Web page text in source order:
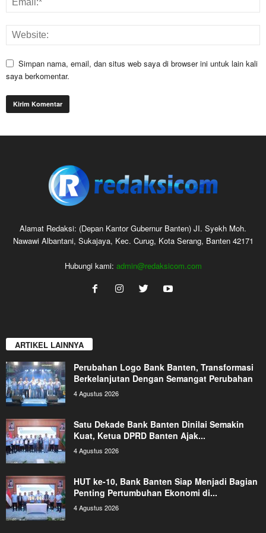
Simpan nama, email, dan situs web saya di browser ini untuk lain kali
saya berkomentar.
Alamat Redaksi: (Depan Kantor Gubernur Banten) JI. Syekh Moh.
Nawawi Albantani, Sukajaya, Kec. Curug, Kota Serang, Banten 42171
Hubungi kami: admin@redaksicom.com
ARTIKEL LAINNYA
Perubahan Logo Bank Banten, Transformasi
Berkelanjutan Dengan Semangat Perubahan
4 Agustus 2026
Satu Dekade Bank Banten Dinilai Semakin
Kuat, Ketua DPRD Banten Ajak...
4 Agustus 2026
HUT ke-10, Bank Banten Siap Menjadi Bagian
Penting Pertumbuhan Ekonomi di...
4 Agustus 2026